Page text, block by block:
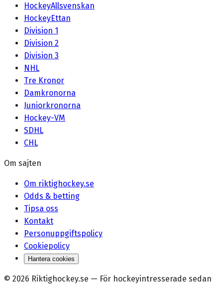
HockeyAllsvenskan
HockeyEttan
Division 1
Division 2
Division 3
NHL
Tre Kronor
Damkronorna
Juniorkronorna
Hockey-VM
SDHL
CHL
Om sajten
Om riktighockey.se
Odds & betting
Tipsa oss
Kontakt
Personuppgiftspolicy
Cookiepolicy
Hantera cookies
© 2026 Riktighockey.se — För hockeyintresserade sedan